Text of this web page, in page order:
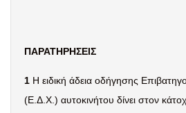
ΠΑΡΑΤΗΡΗΣΕΙΣ
1 Η ειδική άδεια οδήγησης
(Ε.Δ.Χ.) αυτοκινήτου δίνει στον